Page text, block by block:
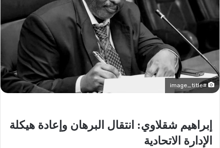
#image_title
إبراهيم شقلاوي: انتقال البرهان وإعادة هيكلة
الإدارة الاتحادية